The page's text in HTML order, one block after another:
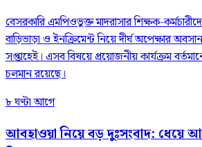
বেসরকারি এমপিওভুক্ত মাদরাসার শিক্ষক-
বাড়িভাড়া ও ইনক্রিমেন্ট নিয়ে দীর্ঘ অপেক্ষার
সপ্তাহেই। এসব বিষয়ে প্রয়োজনীয় কার্যক্রম
চলমান রয়েছে।
৮ ঘণ্টা আগে
আবহাওয়া নিয়ে বড় দুঃসংবাদ: ধেয়ে